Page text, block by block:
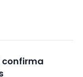
confirma